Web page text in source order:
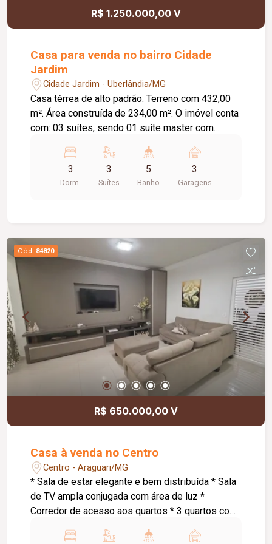
R$ 1.250.000,00 V
Casa para venda no bairro Cidade
Jardim
Cidade Jardim - Uberlândia/MG
Casa térrea de alto padrão. Terreno com 432,00
m². Área construída de 234,00 m². O imóvel conta
com: 03 suítes, sendo 01 suíte master com
inverno; Cozinha ampla e funcional; Área gourmet
com banheiro de apoio e depósito; Piscina
aquecida; Academia privativa; Lavanderia
Carregador para veículo elétrico; Portões
eletrônicos; Sistema de alarme com câmeras de
monitoramento; Cerca concertina; Acabamentos
atualizados; Ambientes amplos, modernos e bem
de venda: R$ 1.250.000,00.
3
Dorm.
3
Suítes
5
Banho
3
Garagens
Cód. 84820
R$ 650.000,00 V
Casa à venda no Centro
Centro - Araguari/MG
* Sala de estar elegante e bem distribuída * Sala
de TV ampla conjugada com área de luz *
Corredor de acesso aos quartos * 3 quartos com
planejados e banheira de hidromassagem * 1